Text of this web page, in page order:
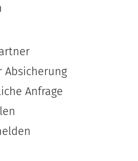
Absicherung
Anfrage